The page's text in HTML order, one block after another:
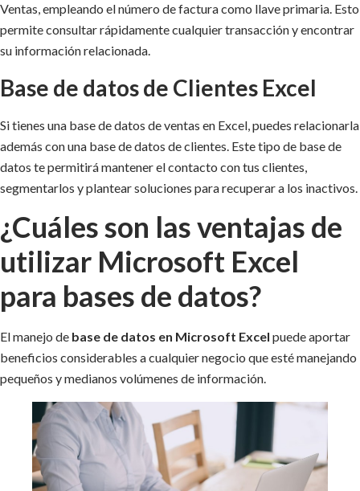
Ventas, empleando el número de factura como llave primaria. Esto
permite consultar rápidamente cualquier transacción y encontrar
su información relacionada.
Base de datos de Clientes Excel
Si tienes una base de datos de ventas en Excel, puedes relacionarla
además con una base de datos de clientes. Este tipo de base de
datos te permitirá mantener el contacto con tus clientes,
segmentarlos y plantear soluciones para recuperar a los inactivos.
¿Cuáles son las ventajas de
utilizar Microsoft Excel
para bases de datos?
El manejo de base de datos en Microsoft Excel puede aportar
beneficios considerables a cualquier negocio que esté manejando
pequeños y medianos volúmenes de información.